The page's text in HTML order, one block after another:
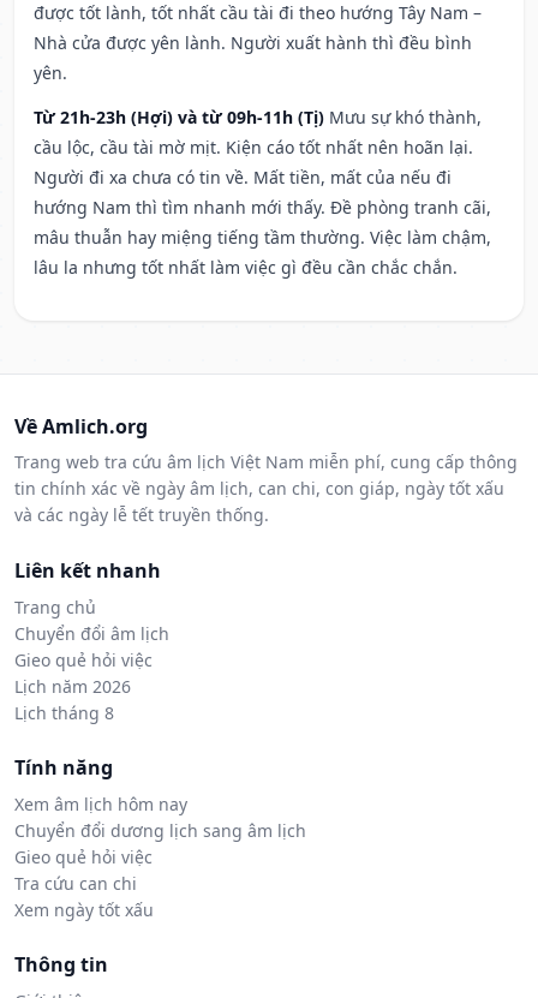
được tốt lành, tốt nhất cầu tài đi theo hướng Tây Nam –
Nhà cửa được yên lành. Người xuất hành thì đều bình
yên.
Từ 21h-23h (Hợi) và từ 09h-11h (Tị) Mưu sự khó thành,
cầu lộc, cầu tài mờ mịt. Kiện cáo tốt nhất nên hoãn lại.
Người đi xa chưa có tin về. Mất tiền, mất của nếu đi
hướng Nam thì tìm nhanh mới thấy. Đề phòng tranh cãi,
mâu thuẫn hay miệng tiếng tầm thường. Việc làm chậm,
lâu la nhưng tốt nhất làm việc gì đều cần chắc chắn.
Về Amlich.org
Trang web tra cứu âm lịch Việt Nam miễn phí, cung cấp thông
tin chính xác về ngày âm lịch, can chi, con giáp, ngày tốt xấu
và các ngày lễ tết truyền thống.
Liên kết nhanh
Trang chủ
Chuyển đổi âm lịch
Gieo quẻ hỏi việc
Lịch năm 2026
Lịch tháng 8
Tính năng
Xem âm lịch hôm nay
Chuyển đổi dương lịch sang âm lịch
Gieo quẻ hỏi việc
Tra cứu can chi
Xem ngày tốt xấu
Thông tin